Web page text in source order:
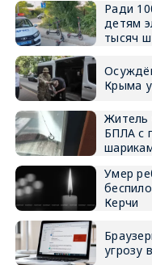
Ради
детям
тысяч
Крыма
Житель
БПЛА с
Умер
Керчи
угрозу